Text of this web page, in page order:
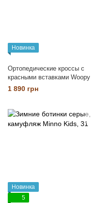
Новинка
Ортопедические кроссы с
красными вставками Woopy
1 890 грн
Новинка
5